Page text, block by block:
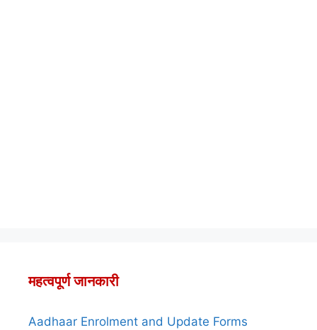
महत्वपूर्ण जानकारी
Aadhaar Enrolment and Update Forms